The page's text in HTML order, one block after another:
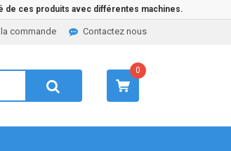
de ces produits avec différentes machines.
Contactez nous
commande
0